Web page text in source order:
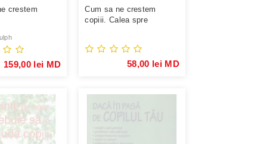
crestem
159,00 lei MD
Cum sa ne crestem
copiii. Calea spre
58,00 lei MD